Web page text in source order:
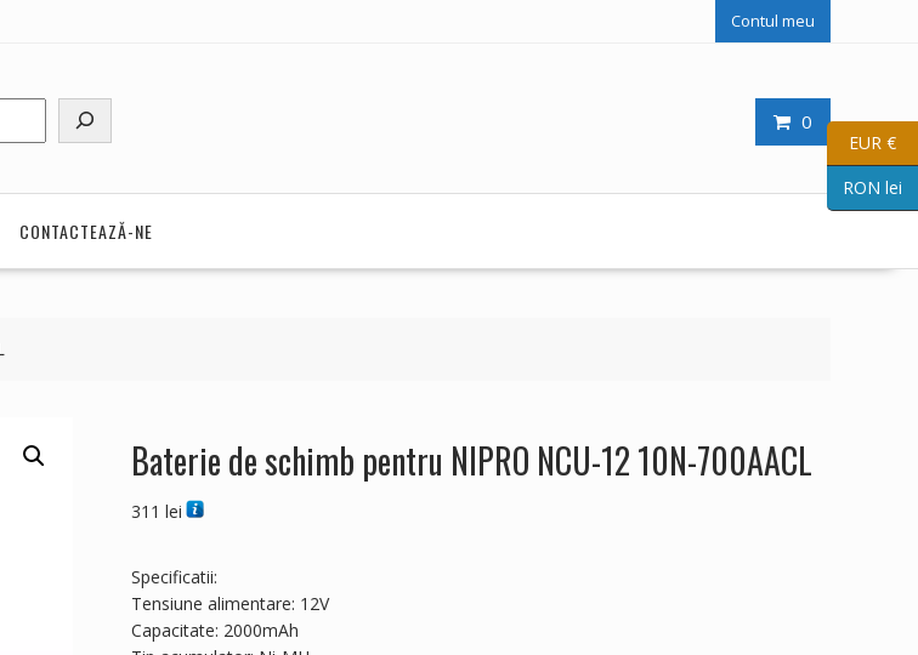
Contul meu
0
CONTACTEAZĂ-NE
Baterie de schimb pentru NIPRO NCU-12 10N-700AACL
311 lei
Specificatii:
Tensiune alimentare: 12V
Capacitate: 2000mAh
EUR €
RON lei